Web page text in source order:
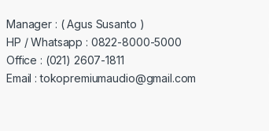
Manager : ( Agus Susanto )
HP / Whatsapp : 0822-8000-5000
Office : (021) 2607-1811
Email : tokopremiumaudio@gmail.com